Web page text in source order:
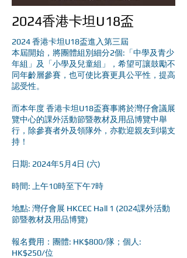
2024香港卡坦U18盃
2024 香港卡坦U18盃進入第三屆
本屆開始，將團體組別細分2個:「中學及青少
年組」及「小學及兒童組」，希望可讓鼓勵不
同年齡層參賽，也可使比賽更具公平性，提高
認受性。
而本年度 香港卡坦U18盃賽事將於灣仔會議展
覽中心的課外活動節暨教材及用品博覽中舉
行，除參賽者外及領隊外，亦歡迎親友到場支
持！
日期: 2024年5月4日 (六)
時間: 上午10時至下午7時
地點: 灣仔會展 HKCEC Hall 1 (2024課外活動
節暨教材及用品博覽)
報名費用：團體: HK$800/隊；個人:
HK$250/位